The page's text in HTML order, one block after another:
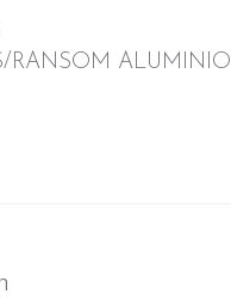
RANSOM ALUMINIO